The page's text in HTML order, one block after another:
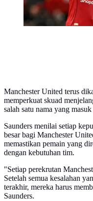
Manchester United terus
memperkuat skuad
salah satu nama yang
Saunders menilai setiap
besar bagi Manchester
memastikan pemain yang
dengan kebutuhan tim.
"Setiap perekrutan
Setelah semua kesalahan
terakhir, mereka harus
Saunders.